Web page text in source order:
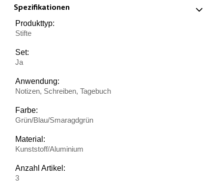
Spezifikationen
Produkttyp:
Stifte
Set:
Ja
Anwendung:
Notizen, Schreiben, Tagebuch
Farbe:
Grün/Blau/Smaragdgrün
Material:
Kunststoff/Aluminium
Anzahl Artikel:
3